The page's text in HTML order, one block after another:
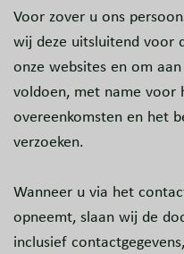
Voor zover u ons
wij deze uitsluitend voor
onze websites en om
voldoen, met name voor
overeenkomsten en het
verzoeken.
Wanneer u via het
opneemt, slaan wij de
inclusief